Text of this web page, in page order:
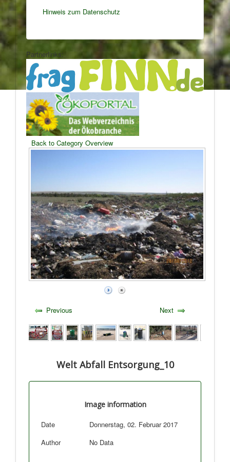
Hinweis zum Datenschutz
Partnerlinks:
Back to Category Overview
Previous Next
Welt Abfall Entsorgung_10
Image information
Date
Donnerstag, 02. Februar 2017
Author
No Data